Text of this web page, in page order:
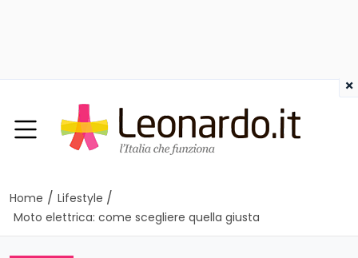
Home / Lifestyle /
Moto elettrica: come scegliere quella giusta
×